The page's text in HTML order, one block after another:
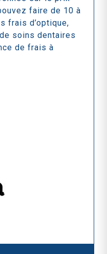
faire de 10 à
frais d’optique,
soins dentaires
de frais à